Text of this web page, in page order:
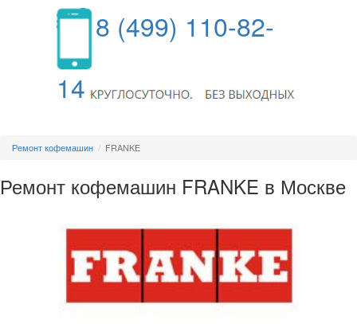
8 (499) 110-82-
14
Ремонт кофемашин FRANKE
Ремонт кофемашин FRANKE в Москве